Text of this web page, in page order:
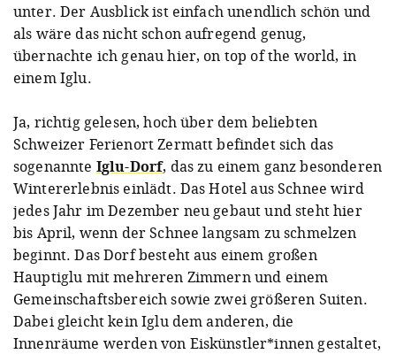
unter. Der Ausblick ist einfach unendlich schön und
als wäre das nicht schon aufregend genug,
übernachte ich genau hier, on top of the world, in
einem Iglu.
Ja, richtig gelesen, hoch über dem beliebten
Schweizer Ferienort Zermatt befindet sich das
sogenannte Iglu-Dorf, das zu einem ganz besonderen
Wintererlebnis einlädt. Das Hotel aus Schnee wird
jedes Jahr im Dezember neu gebaut und steht hier
bis April, wenn der Schnee langsam zu schmelzen
beginnt. Das Dorf besteht aus einem großen
Hauptiglu mit mehreren Zimmern und einem
Gemeinschaftsbereich sowie zwei größeren Suiten.
Dabei gleicht kein Iglu dem anderen, die
Innenräume werden von Eiskünstler*innen gestaltet,